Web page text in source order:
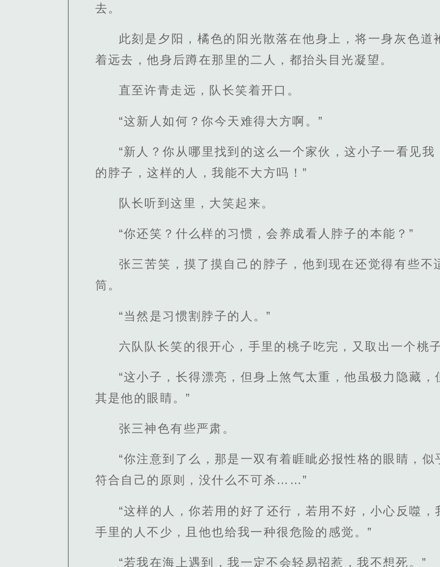
去。
此刻是夕阳，橘色的阳光散落在他身上，将一身灰色道
着远去，他身后蹲在那里的二人，都抬头目光凝望。
直至许青走远，队长笑着开口。
“这新人如何？你今天难得大方啊。”
“新人？你从哪里找到的这么一个家伙，这小子一看见
的脖子，这样的人，我能不大方吗！”
队长听到这里，大笑起来。
“你还笑？什么样的习惯，会养成看人脖子的本能？”
张三苦笑，摸了摸自己的脖子，他到现在还觉得有些不
筒。
“当然是习惯割脖子的人。”
六队队长笑的很开心，手里的桃子吃完，又取出一个桃
“这小子，长得漂亮，但身上煞气太重，他虽极力隐藏
其是他的眼睛。”
张三神色有些严肃。
“你注意到了么，那是一双有着睚眦必报性格的眼睛，
符合自己的原则，没什么不可杀……”
“这样的人，你若用的好了还行，若用不好，小心反噬
手里的人不少，且他也给我一种很危险的感觉。”
“若我在海上遇到，我一定不会轻易招惹，我不想死。”